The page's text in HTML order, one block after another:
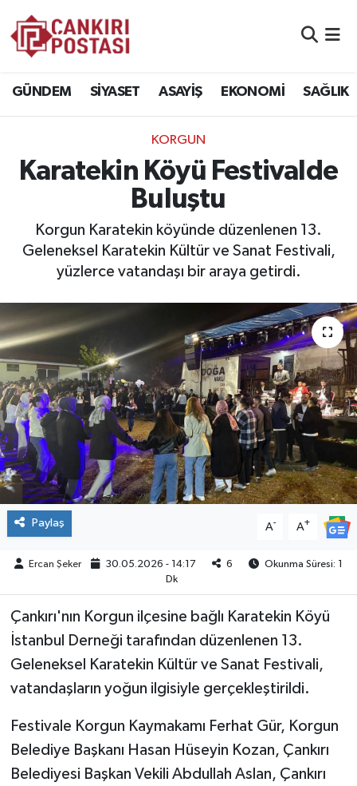
GÜNDEM SİYASET ASAYİŞ EKONOMİ SAĞLIK
KORGUN
Karatekin Köyü Festivalde
Buluştu
Korgun Karatekin köyünde düzenlenen 13.
Geleneksel Karatekin Kültür ve Sanat Festivali,
yüzlerce vatandaşı bir araya getirdi.
Paylaş A- A+
Ercan Şeker 30.05.2026 - 14:17 6
Okunma Süresi: 1
Dk
Çankırı'nın Korgun ilçesine bağlı Karatekin Köyü
İstanbul Derneği tarafından düzenlenen 13.
Geleneksel Karatekin Kültür ve Sanat Festivali,
vatandaşların yoğun ilgisiyle gerçekleştirildi.
Festivale Korgun Kaymakamı Ferhat Gür, Korgun
Belediye Başkanı Hasan Hüseyin Kozan, Çankırı
Belediyesi Başkan Vekili Abdullah Aslan, Çankırı
EKONOMİ
SAĞLIK
SPOR
EĞİTİM
YAŞAM
ÇEVRE
İLÇELER
RESMİ İLANLAR
KÜLTÜR
BİLİM&TEKNOLOJİ
TÜRKİYE
Trafik Durumu
Süper Lig Puan Durumu ve Fikstür
Tüm Manşetler
Son Dakika Haberleri
Haber Arşivi